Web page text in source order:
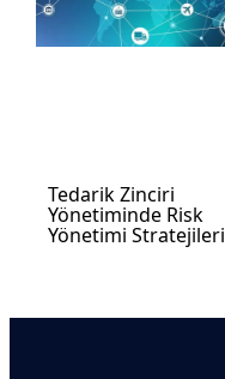
Tedarik Zinciri
Yönetiminde Risk
Yönetimi Stratejileri